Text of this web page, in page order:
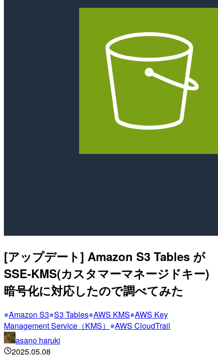
[アップデート] Amazon S3 Tables が
SSE-KMS(カスタマーマネージドキー)
暗号化に対応したので調べてみた
Amazon S3 S3 Tables AWS KMS AWS Key
Management Service（KMS）
AWS CloudTrail
asano haruki
2025.05.08